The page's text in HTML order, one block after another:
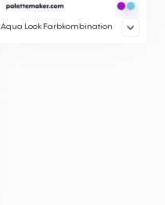
Aqua Look Farbkombination